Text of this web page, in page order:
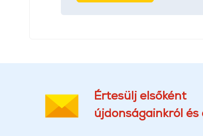
Értesülj elsőként
újdonságainkról és